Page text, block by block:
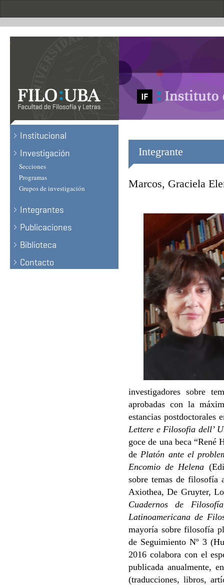
.
Institucional
Investigación
Secciones
Programas
Grupos de investigación
Integrantes
Publicaciones
Biblioteca
Contacto
Integrante
Marcos, Graciela
investigadores sobre
aprobadas con la
estancias
Lettere e Filosofia dell’
goce de una beca “René
dePlatón ante el
Encomio de Helena
sobre temas de filosofía
Axiothea, De Gruyter,
Cuadernos de
Latinoamericana de
mayoría sobre filosofía
de Seguimiento Nº 3
2016 colabora con el
publicada anualmente,
(traducciones, libros,